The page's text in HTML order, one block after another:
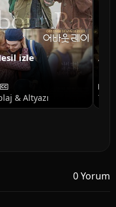
izle
& Altyazı
0 Yorum